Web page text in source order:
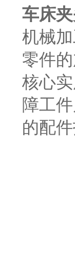
车床
机械
零件
核心
障工
的配